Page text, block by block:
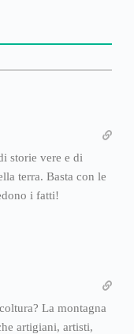
storie vere e di
terra. Basta con le
i fatti!
La montagna
artigiani, artisti,